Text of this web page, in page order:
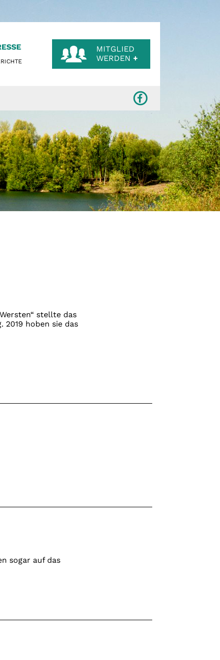
MITGLIED
WERDEN +
stellte das
2019 hoben sie das
sogar auf das